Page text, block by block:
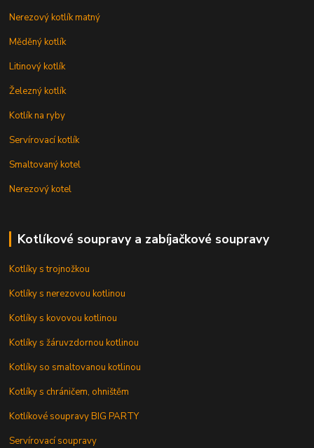
Nerezový kotlík matný
Měděný kotlík
Litinový kotlík
Železný kotlík
Kotlík na ryby
Servírovací kotlík
Smaltovaný kotel
Nerezový kotel
Kotlíkové soupravy a zabíjačkové soupravy
Kotlíky s trojnožkou
Kotlíky s nerezovou kotlinou
Kotlíky s kovovou kotlinou
Kotlíky s žáruvzdornou kotlinou
Kotlíky so smaltovanou kotlinou
Kotlíky s chráničem, ohništěm
Kotlíkové soupravy BIG PARTY
Servírovací soupravy